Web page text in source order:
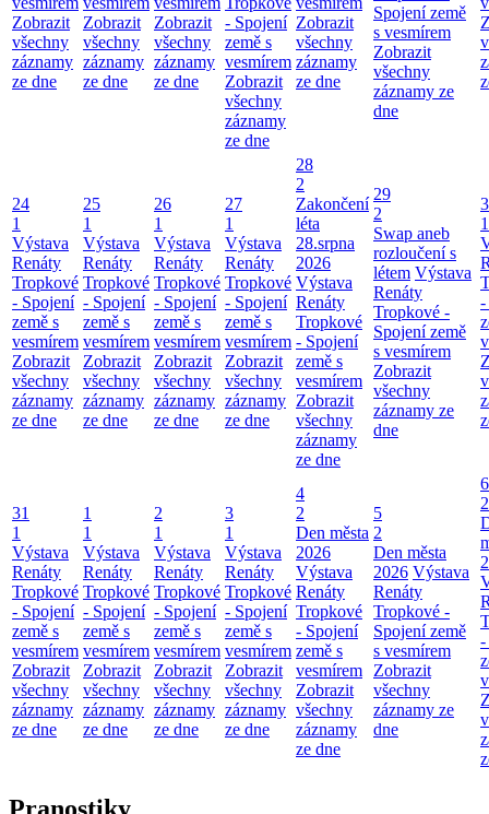
Zobrazit
všechny
záznamy
ze dne
Zobrazit
všechny
záznamy
ze dne
Zobrazit
všechny
záznamy
ze dne
- Spojení
země s
vesmírem
Zobrazit
všechny
záznamy
ze dne
Zobrazit
všechny
záznamy
ze dne
Spojení země
s vesmírem
Zobrazit
všechny
záznamy ze
dne
24
1
Výstava
Renáty
Tropkové
- Spojení
země s
vesmírem
Zobrazit
všechny
záznamy
ze dne
25
1
Výstava
Renáty
Tropkové
- Spojení
země s
vesmírem
Zobrazit
všechny
záznamy
ze dne
26
1
Výstava
Renáty
Tropkové
- Spojení
země s
vesmírem
Zobrazit
všechny
záznamy
ze dne
27
1
Výstava
Renáty
Tropkové
- Spojení
země s
vesmírem
Zobrazit
všechny
záznamy
ze dne
28
2
Zakončení
léta
28.srpna
2026
Výstava
Renáty
Tropkové
- Spojení
země s
vesmírem
Zobrazit
všechny
záznamy
ze dne
29
2
Swap aneb
rozloučení s
létem Výstava
Renáty
Tropkové -
Spojení země
s vesmírem
Zobrazit
všechny
záznamy ze
dne
1
-
31
1
Výstava
Renáty
Tropkové
- Spojení
země s
vesmírem
Zobrazit
všechny
záznamy
ze dne
1
1
Výstava
Renáty
Tropkové
- Spojení
země s
vesmírem
Zobrazit
všechny
záznamy
ze dne
2
1
Výstava
Renáty
Tropkové
- Spojení
země s
vesmírem
Zobrazit
všechny
záznamy
ze dne
3
1
Výstava
Renáty
Tropkové
- Spojení
země s
vesmírem
Zobrazit
všechny
záznamy
ze dne
4
2
Den města
2026
Výstava
Renáty
Tropkové
- Spojení
země s
vesmírem
Zobrazit
všechny
záznamy
ze dne
5
2
Den města
2026 Výstava
Renáty
Tropkové -
Spojení země
s vesmírem
Zobrazit
všechny
záznamy ze
dne
6
2
-
Pranostiky